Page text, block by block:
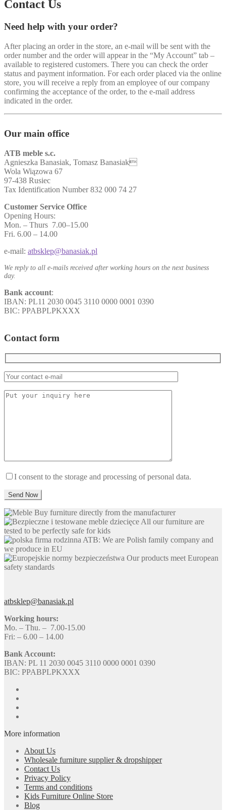
Contact Us
Need help with your order?
After placing an order in the store, an e-mail will be sent with the
order number and the order will appear in the “My Account” tab –
available to registered customers. There you can check the order
status and payment information. For each order placed via the online
store, you will receive a reply from an employee of our company
confirming the acceptance of the order, to the e-mail address
indicated in the order.
Our main office
ATB meble s.c.
Agnieszka Banasiak, Tomasz Banasiak
Wola Wiązowa 67
97-438 Rusiec
Tax Identification Number 832 000 74 27
Customer Service Office
Opening Hours:
Mon. – Thurs 7.00–15.00
Fri. 6.00 – 14.00
e-mail: atbsklep@banasiak.pl
We reply to all e-mails received after working hours on the next business
day.
Bank account:
IBAN: PL11 2030 0045 3110 0000 0001 0390
BIC: PPABPLPKXXX
Contact form
I consent to the storage and processing of personal data.
Buy furniture directly from the manufacturer
All our furniture are
tested to be perfectly safe for kids
ATB: We are Polish family company and
we produce in EU
Our products meet European
safety standards
atbsklep@banasiak.pl
Working hours:
Mo. – Thu. – 7.00-15.00
Fri: – 6.00 – 14.00
Bank Account:
IBAN: PL 11 2030 0045 3110 0000 0001 0390
BIC: PPABPLPKXXX
More information
About Us
Wholesale furniture supplier & dropshipper
Contact Us
Privacy Policy
Terms and conditions
Kids Furniture Online Store
Blog